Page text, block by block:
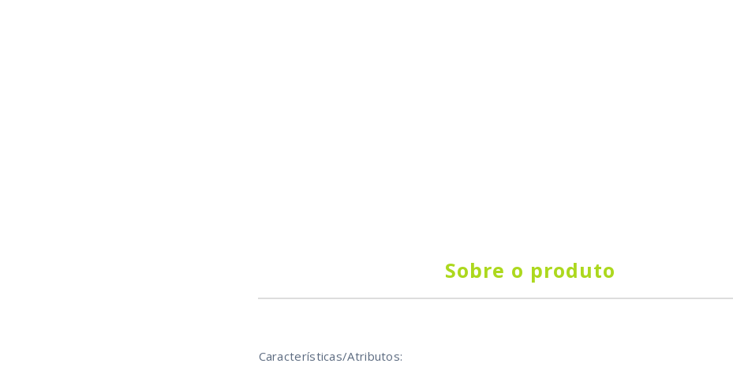
Sobre o produto
Características/Atributos: